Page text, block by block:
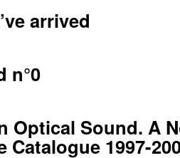
arrived
n°0
Optical Sound. A
Catalogue 1997-